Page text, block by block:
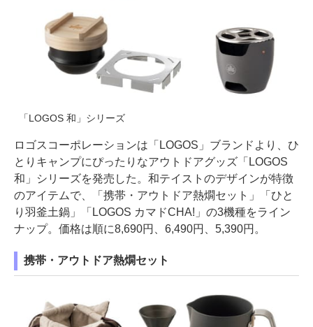
「LOGOS 和」シリーズ
ロゴスコーポレーションは「LOGOS」ブランドより、ひ
とりキャンプにぴったりなアウトドアグッズ「LOGOS
和」シリーズを発売した。和テイストのデザインが特徴
のアイテムで、「携帯・アウトドア熱燗セット」「ひと
り羽釜土鍋」「LOGOS カマドCHA!」の3機種をライン
ナップ。価格は順に8,690円、6,490円、5,390円。
携帯・アウトドア熱燗セット